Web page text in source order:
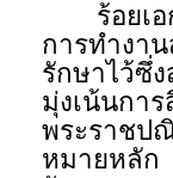
ร้อยเอก
การทำงา
รักษาไว้ซึ่
มุ่งเน้นกา
พระราช
หมายหลัก